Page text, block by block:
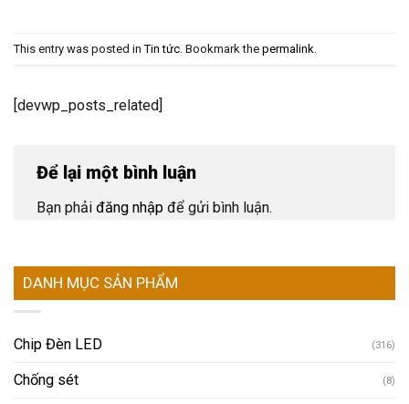
This entry was posted inTin tức . Bookmark the permalink
[devwp_posts_related]
Để lại một bình luận
Bạn phải đăng nhập để gửi bình luận.
DANH MỤC SẢN PHẨM
Chip Đèn LED (316)
Chống sét (8)